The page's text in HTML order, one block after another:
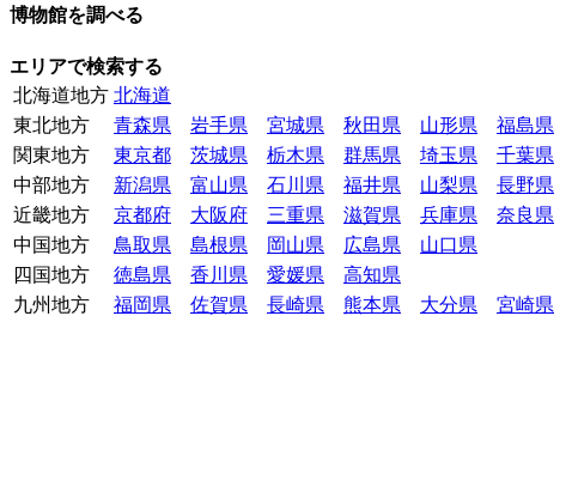
博物館を調べる
エリアで検索する
北海道地方 北海道
東北地方
青森県 岩手県 宮城県 秋田県 山形県
福島県
関東地方
東京都 茨城県 栃木県 群馬県 埼玉県 千葉県
中部地方
新潟県 富山県 石川県 福井県 山梨県 長野県
近畿地方
京都府 大阪府 三重県 滋賀県 兵庫県 奈良県
中国地方
鳥取県 島根県 岡山県 広島県
山口県
四国地方
徳島県 香川県 愛媛県
高知県
九州地方
福岡県 佐賀県 長崎県 熊本県 大分県 宮崎県